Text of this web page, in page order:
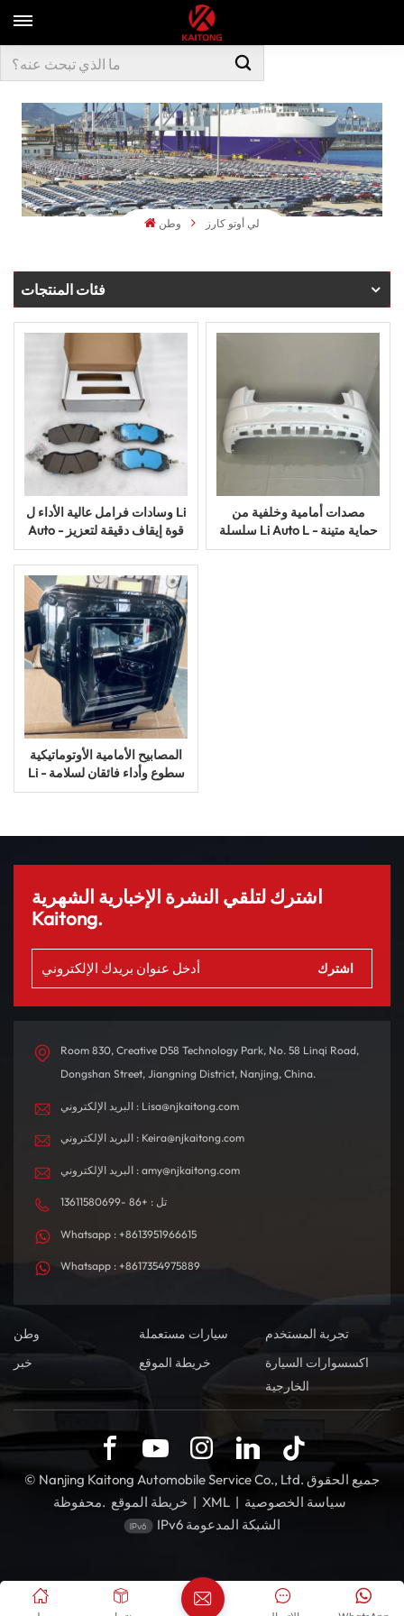
وطن لي أوتو كارز
فئات المنتجات
وسادات فرامل عالية الأداء ل Li
Auto - قوة إيقاف دقيقة لتعزيز
السلامة
مصدات أمامية وخلفية من
سلسلة Li Auto L - حماية متينة
وتصميم أنيق
المصابيح الأمامية الأوتوماتيكية
Li - سطوع وأداء فائقان لسلامة
قصوى
اشترك لتلقي النشرة الإخبارية الشهرية
Kaitong.
Room 830, Creative D58 Technology Park, No. 58 Linqi Road,
Dongshan Street, Jiangning District, Nanjing, China.
البريد الإلكتروني : Lisa@njkaitong.com
البريد الإلكتروني : Keira@njkaitong.com
البريد الإلكتروني : amy@njkaitong.com
تل : +86 -13611580699
Whatsapp : +8613951966615
Whatsapp : +8617354975889
وطن سيارات مستعملة
تجربة المستخدم
خبر
خريطة الموقع
اكسسوارات السيارة
الخارجية
© Nanjing Kaitong Automobile Service Co., Ltd. جميع الحقوق
محفوظة. خريطة الموقع | XML | سياسة الخصوصية
IPv6 الشبكة المدعومة